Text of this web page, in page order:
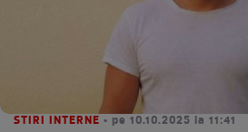
STIRI INTERNE • pe 10.10.2025 la 11:41